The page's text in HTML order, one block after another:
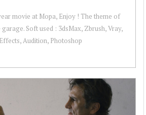
movie at Mopa, Enjoy ! The theme of
Soft used : 3dsMax, Zbrush, Vray,
Audition, Photoshop